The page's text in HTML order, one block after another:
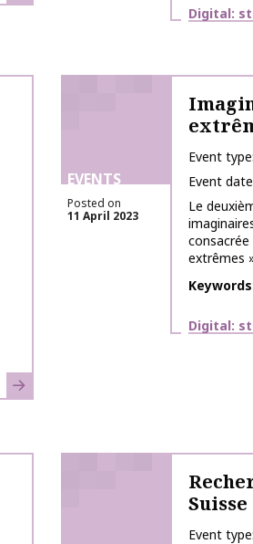
Themes
Digital:
Learn more
EVENTS
Posted on
11 April 2023
Event type
Event
Le
extrêmes
Keywords
Themes
Digital:
Suisse
Event type